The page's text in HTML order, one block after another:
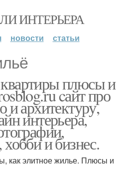
ИНТЕРЬЕРА
новости статьи
плюсы и
cайт про
и архитектуру,
интерьера,
и бизнес.
как элитное жилье. Плюсы и